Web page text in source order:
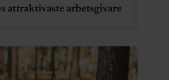
attraktivaste arbetsgivare